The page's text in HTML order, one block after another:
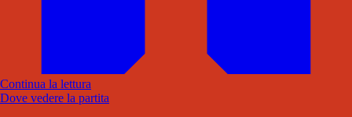
Continua la lettura
Dove vedere la partita